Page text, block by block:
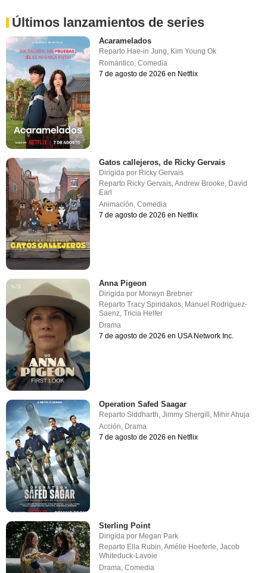
Últimos lanzamientos de series
Acaramelados
Reparto Hae-in Jung, Kim Young Ok
Romántico,Comedia
7 de agosto de 2026 en Netflix
Gatos callejeros, de Ricky Gervais
Dirigida por Ricky Gervais
Reparto Ricky Gervais ,Andrew Brooke David
Earl
Animación ,Comedia
7 de agosto de 2026 en Netflix
Anna Pigeon
Dirigida por Morwyn Brebner
RepartoTracy Spiridakos, Manuel Rodriguez-
Saenz,Tricia Helfer
Drama
7 de agosto de 2026 en USA Network Inc.
Operation Safed Saagar
RepartoSiddharth,Jimmy Shergill , Mihir Ahuja
Acción, Drama
7 de agosto de 2026 en Netflix
Sterling Point
Dirigida por Megan Park
Reparto Ella Rubin ,Amélie Hoeferle ,Jacob
Whiteduck-Lavoie
Drama ,Comedia